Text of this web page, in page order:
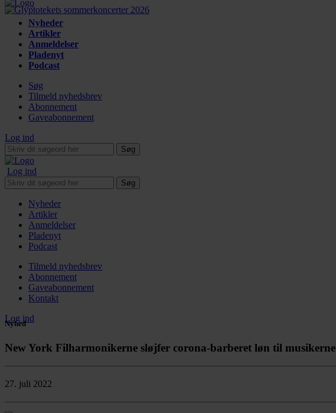
Nyheder
Artikler
Anmeldelser
Pladenyt
Podcast
Søg
Tilmeld nyhedsbrev
Abonnement
Gaveabonnement
Log ind
Søg
Log ind
Søg
Nyheder
Artikler
Anmeldelser
Pladenyt
Podcast
Tilmeld nyhedsbrev
Abonnement
Gaveabonnement
Kontakt
Log ind
Nyhed
New York Filharmonikerne sløjfer corona-barberet løn til musikerne
27. juli 2022